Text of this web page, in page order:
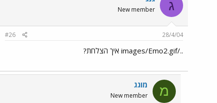
ג New member
28/4/04
#26
../images/Emo2.gif איך הצלחת?
מ מוגג
New member